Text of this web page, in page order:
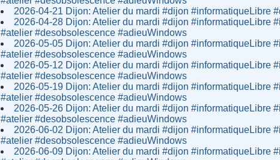
2026-04-21 Dijon: Atelier du mardi #dijon #informatiqueLibre
2026-04-28 Dijon: Atelier du mardi #dijon #informatiqueLibre
#atelier #desobsolescence #adieuWindows
2026-05-05 Dijon: Atelier du mardi #dijon #informatiqueLibre
#atelier #desobsolescence #adieuWindows
2026-05-12 Dijon: Atelier du mardi #dijon #informatiqueLibre
#atelier #desobsolescence #adieuWindows
2026-05-19 Dijon: Atelier du mardi #dijon #informatiqueLibre
#atelier #desobsolescence #adieuWindows
2026-05-26 Dijon: Atelier du mardi #dijon #informatiqueLibre
#atelier #desobsolescence #adieuWindows
2026-06-02 Dijon: Atelier du mardi #dijon #informatiqueLibre
#atelier #desobsolescence #adieuWindows
2026-06-09 Dijon: Atelier du mardi #dijon #informatiqueLibre